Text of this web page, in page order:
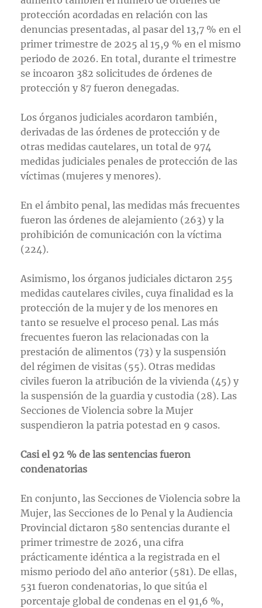
protección acordadas en relación con las
denuncias presentadas, al pasar del 13,7 % en el
primer trimestre de 2025 al 15,9 % en el mismo
periodo de 2026. En total, durante el trimestre
se incoaron 382 solicitudes de órdenes de
protección y 87 fueron denegadas.
Los órganos judiciales acordaron también,
derivadas de las órdenes de protección y de
otras medidas cautelares, un total de 974
medidas judiciales penales de protección de las
víctimas (mujeres y menores).
En el ámbito penal, las medidas más frecuentes
fueron las órdenes de alejamiento (263) y la
prohibición de comunicación con la víctima
(224).
Asimismo, los órganos judiciales dictaron 255
medidas cautelares civiles, cuya finalidad es la
protección de la mujer y de los menores en
tanto se resuelve el proceso penal. Las más
frecuentes fueron las relacionadas con la
prestación de alimentos (73) y la suspensión
del régimen de visitas (55). Otras medidas
civiles fueron la atribución de la vivienda (45) y
la suspensión de la guardia y custodia (28). Las
Secciones de Violencia sobre la Mujer
suspendieron la patria potestad en 9 casos.
Casi el 92 % de las sentencias fueron
condenatorias
En conjunto, las Secciones de Violencia sobre la
Mujer, las Secciones de lo Penal y la Audiencia
Provincial dictaron 580 sentencias durante el
primer trimestre de 2026, una cifra
prácticamente idéntica a la registrada en el
mismo periodo del año anterior (581). De ellas,
531 fueron condenatorias, lo que sitúa el
porcentaje global de condenas en el 91,6 %,